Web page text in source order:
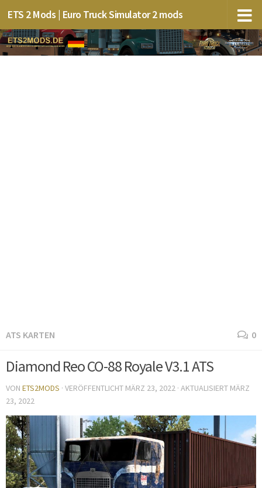
ETS 2 Mods | Euro Truck Simulator 2 mods
ATS KARTEN 0
Diamond Reo CO-88 Royale V3.1 ATS
VON ETS2MODS · VERÖFFENTLICHT MÄRZ 23, 2022 · AKTUALISIERT MÄRZ
23, 2022